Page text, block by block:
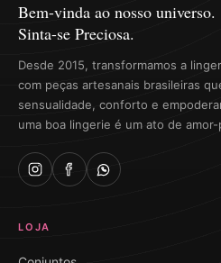
Bem-vinda ao nosso universo.
Sinta-se Preciosa.
Desde 2015, transformamos a
com peças artesanais brasileiras
sensualidade, conforto e
uma boa lingerie é um ato de
LOJA